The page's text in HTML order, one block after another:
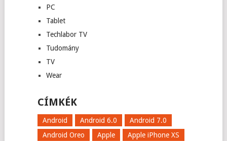
PC
Tablet
Techlabor TV
Tudomány
TV
Wear
CÍMKÉK
Android Android 6.0
Android 7.0
Android Oreo
Apple
Apple iPhone XS